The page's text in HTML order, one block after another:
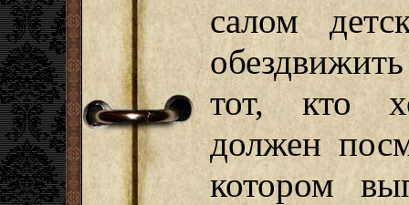
салом
тот, кто
должен
котором